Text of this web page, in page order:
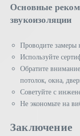
Основные
звукоизоляции
Проводите замеры
Используйте
Обратите
потолок, окна,
Советуйте с
Не экономьте на
Заключение